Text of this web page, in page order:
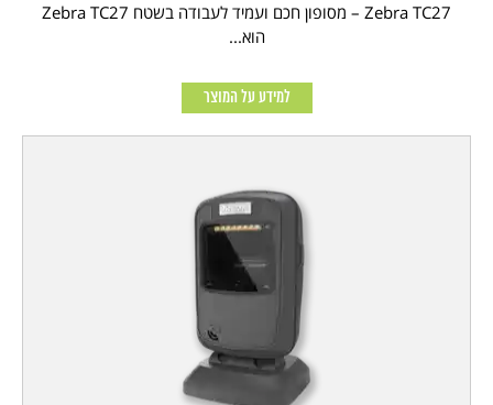
Zebra TC27 – מסופון חכם ועמיד לעבודה בשטח Zebra TC27
הוא...
למידע על המוצר